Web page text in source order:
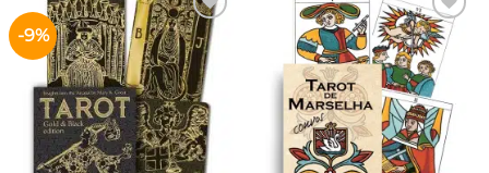
-9%
Adicionar
aos meus
desejos
Adicionar
aos meus
desejos